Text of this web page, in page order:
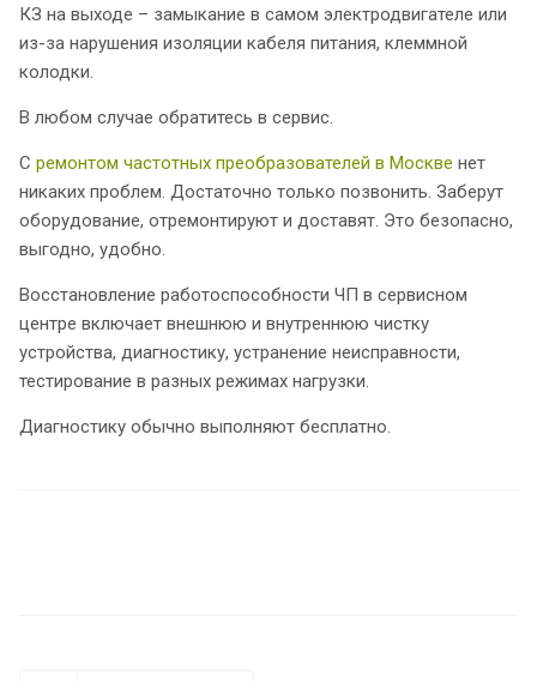
КЗ на выходе – замыкание в самом электродвигателе или
из-за нарушения изоляции кабеля питания, клеммной
колодки.
В любом случае обратитесь в сервис.
С ремонтом частотных преобразователей в Москве нет
никаких проблем. Достаточно только позвонить. Заберут
оборудование, отремонтируют и доставят. Это безопасно,
выгодно, удобно.
Восстановление работоспособности ЧП в сервисном
центре включает внешнюю и внутреннюю чистку
устройства, диагностику, устранение неисправности,
тестирование в разных режимах нагрузки.
Диагностику обычно выполняют бесплатно.